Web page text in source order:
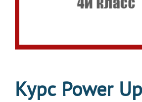
Курс Power